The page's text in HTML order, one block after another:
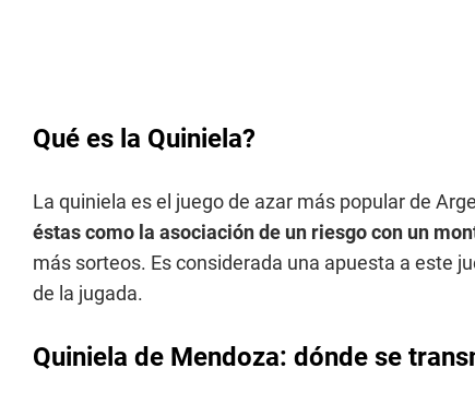
Qué es la Quiniela?
La quiniela es el juego de azar más popular de
éstas como la asociación de un riesgo con un
más sorteos. Es considerada una apuesta a este
de la jugada.
Quiniela de Mendoza: dónde se